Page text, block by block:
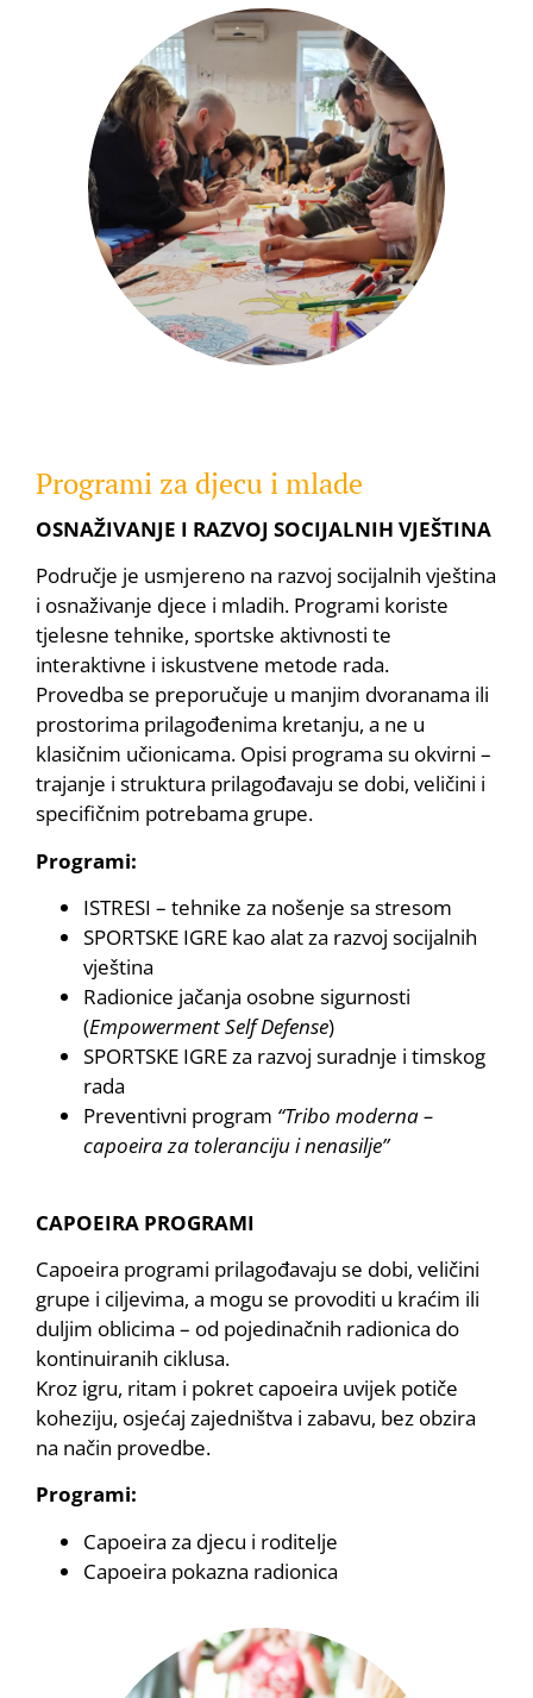
Programi za djecu i mlade
OSNAŽIVANJE I RAZVOJ SOCIJALNIH VJEŠTINA
Područje je usmjereno na razvoj socijalnih vještina
i osnaživanje djece i mladih. Programi koriste
tjelesne tehnike, sportske aktivnosti te
interaktivne i iskustvene metode rada.
Provedba se preporučuje u manjim dvoranama ili
prostorima prilagođenima kretanju, a ne u
klasičnim učionicama. Opisi programa su okvirni –
trajanje i struktura prilagođavaju se dobi, veličini i
specifičnim potrebama grupe.
Programi:
ISTRESI – tehnike za nošenje sa stresom
SPORTSKE IGRE kao alat za razvoj socijalnih
vještina
Radionice jačanja osobne sigurnosti
(Empowerment Self Defense)
SPORTSKE IGRE za razvoj suradnje i timskog
rada
Preventivni program “Tribo moderna –
capoeira za toleranciju i nenasilje”
CAPOEIRA PROGRAMI
Capoeira programi prilagođavaju se dobi, veličini
grupe i ciljevima, a mogu se provoditi u kraćim ili
duljim oblicima – od pojedinačnih radionica do
kontinuiranih ciklusa.
Kroz igru, ritam i pokret capoeira uvijek potiče
koheziju, osjećaj zajedništva i zabavu, bez obzira
na način provedbe.
Programi:
Capoeira za djecu i roditelje
Capoeira pokazna radionica